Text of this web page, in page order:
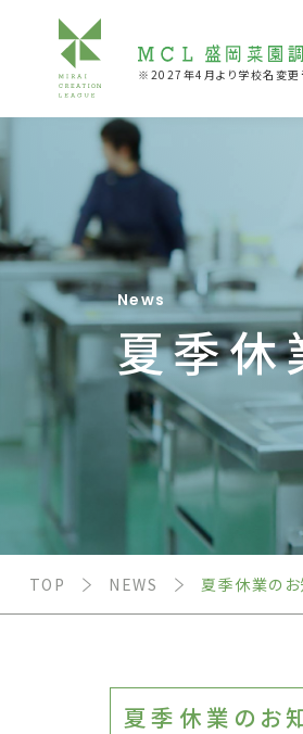
※2027年4月より学校名変更
News
夏季休
TOP NEWS 夏季休業のお
夏季休業のお